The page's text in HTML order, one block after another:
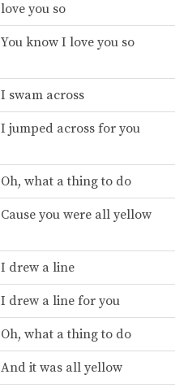
love you so
You know I love you so
I swam across
I jumped across for you
Oh, what a thing to do
Cause you were all yellow
I drew a line
I drew a line for you
Oh, what a thing to do
And it was all yellow